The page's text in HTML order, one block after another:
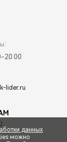
20:00
lider.ru
данных
можно